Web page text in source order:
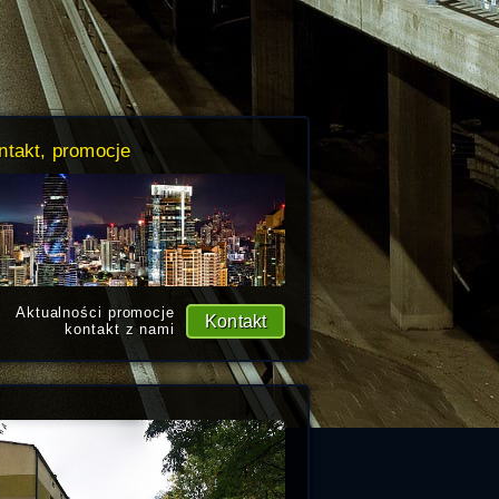
promocje
Kontakt
Aktualności promocje
kontakt z nami